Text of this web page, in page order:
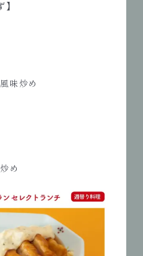
味炒め
め